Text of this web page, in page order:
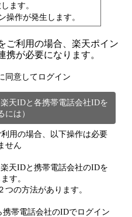
ます。
作が発生します。
ご利用の場合、楽天ポイン
携が必要になります。
同意してログイン
天IDと各携帯電話会社IDを
には）
用の場合、以下操作は必要
せん
天IDと携帯電話会社のIDを
す。
の方法があります。
帯電話会社のIDでログイン